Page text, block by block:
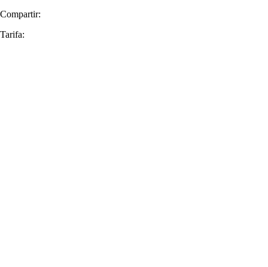
Compartir:
Tarifa: